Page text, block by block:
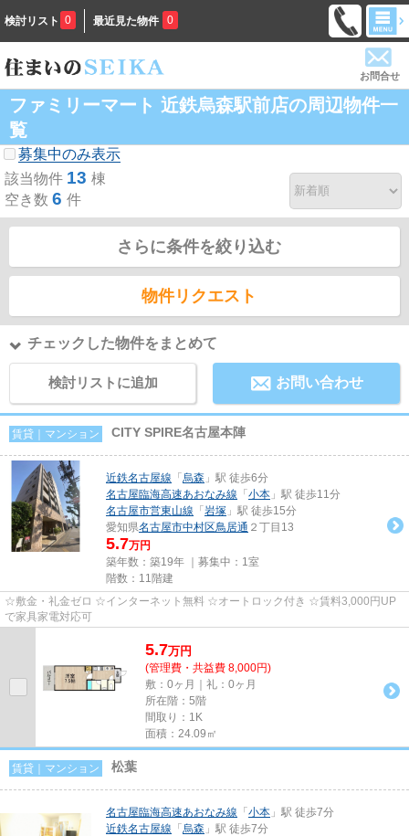
検討リスト 0 最近見た物件 0
お問合せ
ファミリーマート 近鉄烏森駅前店の周辺物件一
覧
募集中のみ表示
該当物件 13 棟
空き数 6 件
さらに条件を絞り込む
物件リクエスト
チェックした物件をまとめて
検討リストに追加 お問い合わせ
賃貸｜マンション CITY SPIRE名古屋本陣
近鉄名古屋線 「 烏森 」駅 徒歩6分
名古屋臨海高速あおなみ線 「 小本 」駅 徒歩11分
名古屋市営東山線 「 岩塚 」駅 徒歩15分
愛知県名古屋市中村区鳥居通 ２丁目13
5.7万円
築年数：築19年 ｜募集中： 1室
階数：11階建
☆敷金・礼金ゼロ ☆インターネット無料 ☆オートロック付き ☆賃料3,000円UP
で家具家電対応可
5.7万円
(管理費・共益費 8,000円)
敷：0ヶ月｜礼：0ヶ月
所在階：5階
間取り：1K
面積：24.09㎡
賃貸｜マンション 松葉
名古屋臨海高速あおなみ線 「 小本 」駅 徒歩7分
近鉄名古屋線 「 烏森 」駅 徒歩7分